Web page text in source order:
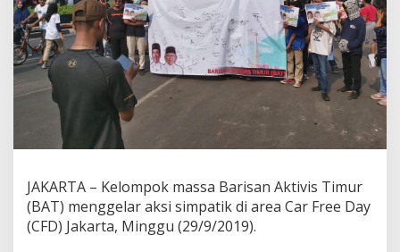
A
j
a
k
M
a
k
a
t
J
JAKARTA – Kelompok massa Barisan Aktivis Timur
(BAT) menggelar aksi simpatik di area Car Free Day
(CFD) Jakarta, Minggu (29/9/2019).